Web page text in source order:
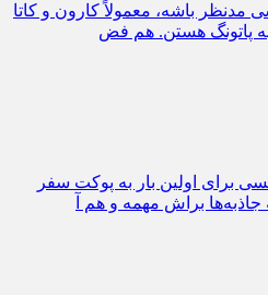
مدنظر باشه، معمولاً کارون و کاتا
پاتونگ هستن. هم فض
برای اولین بار به پوکت سفر
براش مهمه و هم آ